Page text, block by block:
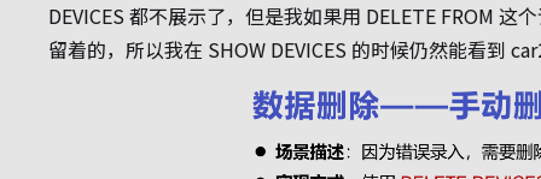
DEVICES 都不展示了，但是我如果用 DELETE FROM
留着的，所以我在 SHOW DEVICES 的时候仍然能看到